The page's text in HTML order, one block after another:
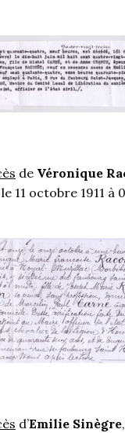
de Véronique
11 octobre 1911 à
d’Emilie Sinègre